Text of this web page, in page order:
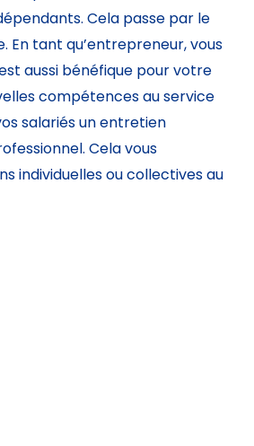
Cela passe par le
tant qu’entrepreneur, vous
aussi bénéfique pour votre
compétences au service
salariés un entretien
Cela vous
individuelles ou collectives au